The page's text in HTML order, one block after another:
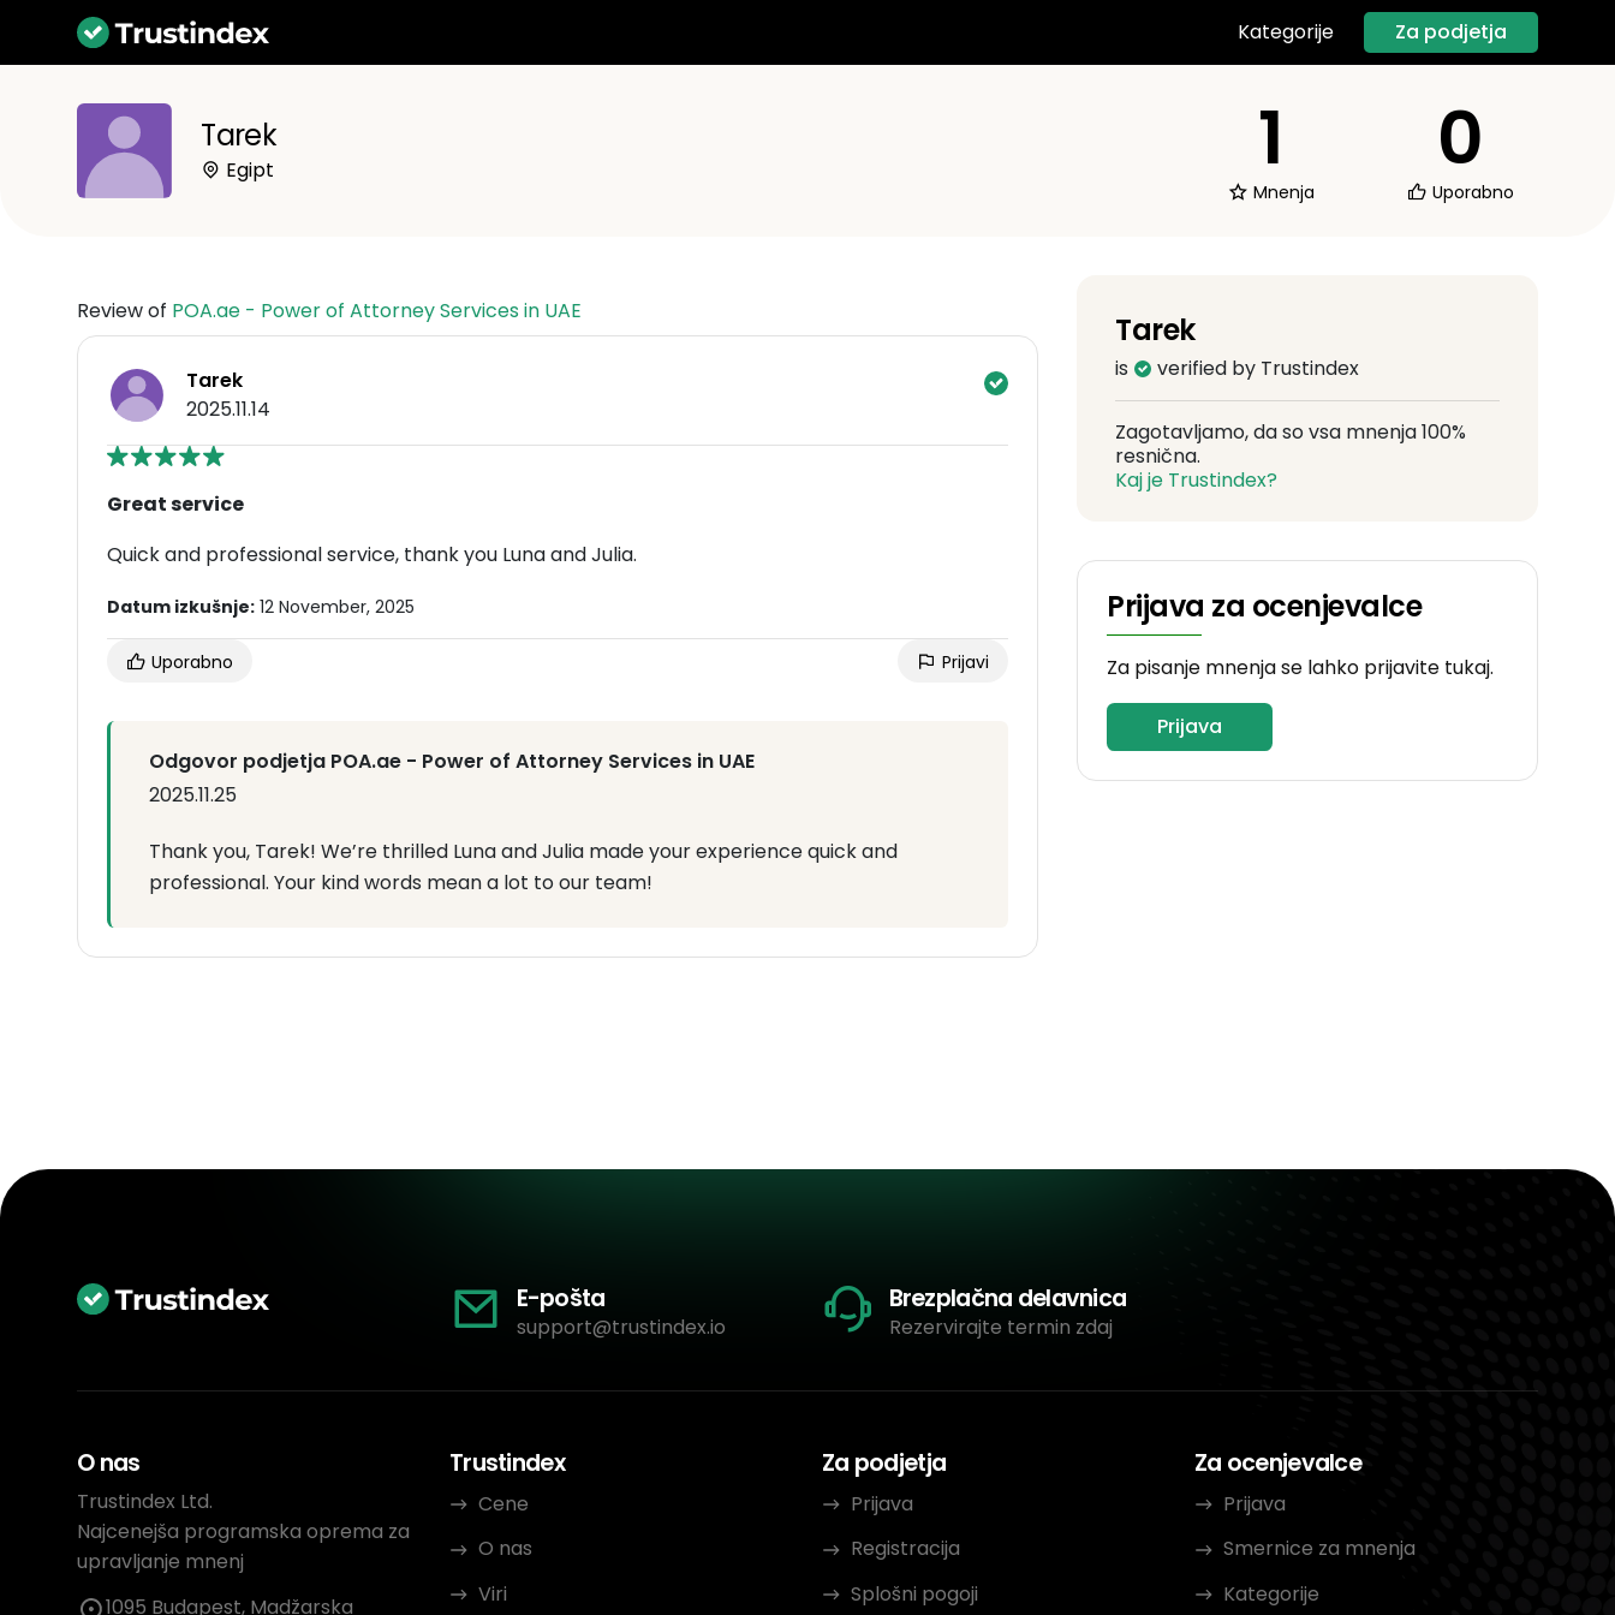
Kategorije Za podjetja
Tarek
Egipt 1
Mnenja
0
Uporabno
Review of POA.ae - Power of Attorney Services in UAE
Tarek
2025.11.14
Great service
Quick and professional service, thank you Luna and Julia.
Datum izkušnje: 12 November, 2025
Uporabno Prijavi
Odgovor podjetja POA.ae - Power of Attorney Services in UAE
2025.11.25
Thank you, Tarek! We’re thrilled Luna and Julia made your experience quick and
professional. Your kind words mean a lot to our team!
Tarek
is verified by Trustindex
Zagotavljamo, da so vsa mnenja 100%
resnična.
Kaj je Trustindex?
Prijava za ocenjevalce
Za pisanje mnenja se lahko prijavite tukaj.
Prijava
E-pošta
support@trustindex.io
Brezplačna delavnica
Rezervirajte termin zdaj
O nas
Trustindex Ltd.
Najcenejša programska oprema za
upravljanje mnenj
1095 Budapest, Madžarska
Trustindex
Cene
O nas
Viri
Za podjetja
Prijava
Registracija
Splošni pogoji
Za ocenjevalce
Prijava
Smernice za mnenja
Kategorije